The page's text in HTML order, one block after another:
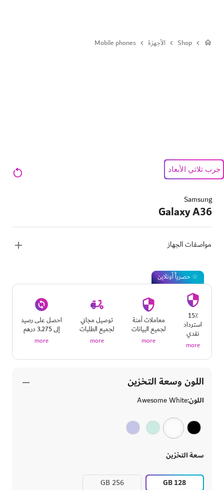
Shop الأجهزة Mobile phones
جرب ثلاثي الأبعاد
Samsung
Galaxy A36
مواصفات الجهاز
☆ حصرياً أونلاين
15٪
استرداد
نقدي
more
معاملات آمنة
لجميع البيانات
more
توصيل مجاني
لجميع الطلبات
more
احصل على رصيد
إلى 3,275 درهم
more
اللون وسعة التخزين
اللون:Awesome White
سعة التخزين
GB 128
GB 256